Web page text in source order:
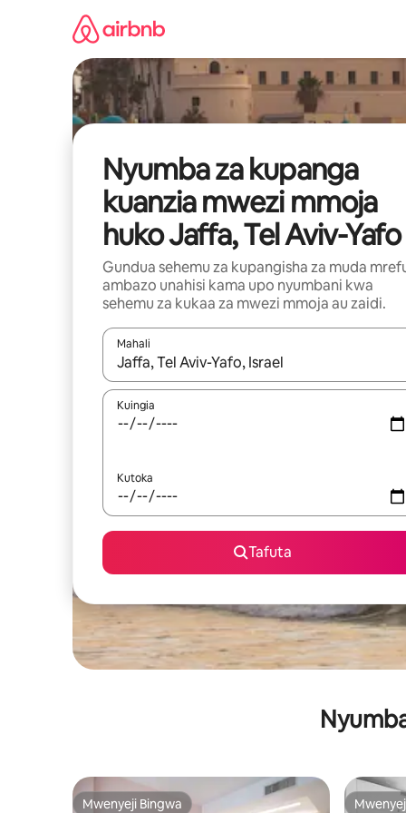
Nyumba za kupanga
kuanzia mwezi mmoja
huko Jaffa, Tel Aviv-Yafo
Gundua sehemu za kupangisha za muda
ambazo unahisi kama upo nyumbani kwa
sehemu za kukaa za mwezi mmoja au zaidi.
Mahali
Wakati matokeo yanapatikana, vinjari kwa
Kuingia
Kutoka
Tafuta
Mwenyeji Bingwa